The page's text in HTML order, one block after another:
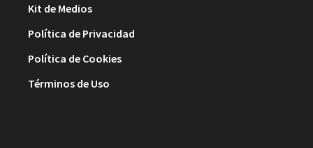
Kit de Medios
Política de Privacidad
Política de Cookies
Términos de Uso